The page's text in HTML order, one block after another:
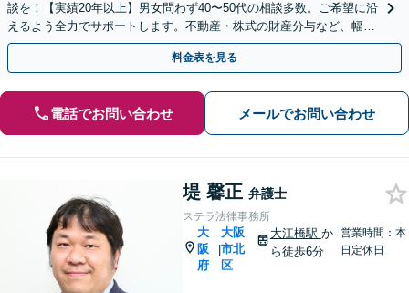
談を！【実績20年以上】男女問わず40〜50代の相談多数。ご希望に沿
えるよう全力でサポートします。不動産・株式の財産分与など、幅広
い事案に精通【子連れ相談可】【休日・夜間対応】
料金表を見る
電話でお問い合わせ メールでお問い合わせ
堤 馨正 弁護士
ステラ法律事務所
大
阪
府
|
大阪
市北
区
大江橋駅 か
ら徒歩6分
営業時間：本
日定休日